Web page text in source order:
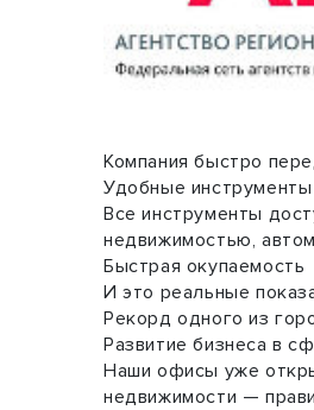
Компания быстро
Удобные
Все инструменты
недвижимостью,
Быстрая окупаемость
И это реальные
Рекорд одного из
Развитие бизнеса в
Наши офисы уже
недвижимости —